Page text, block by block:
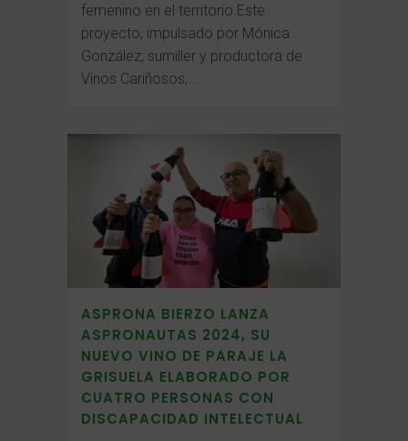
femenino en el territorio.Este
proyecto, impulsado por Mónica
González, sumiller y productora de
Vinos Cariñosos,...
ASPRONA BIERZO LANZA
ASPRONAUTAS 2024, SU
NUEVO VINO DE PARAJE LA
GRISUELA ELABORADO POR
CUATRO PERSONAS CON
DISCAPACIDAD INTELECTUAL